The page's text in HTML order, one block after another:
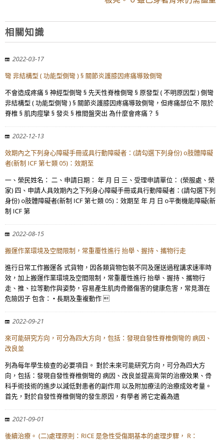
相關知識
2022-03-17
彎 非結構型 ( 功能型側彎 ) § 關節炎護膝因疼痛導致側彎
不會造成疼痛 § 神經型側彎 § 先天性脊椎側彎 § 原發型 ( 不明原因型 ) 側彎
非結構型 ( 功能型側彎 ) § 關節炎護膝因疼痛導致側彎，但疼痛部位不 限於
脊椎 § 肌肉痙攣 § 發炎 § 椎間盤突出 為什麼會疼痛？ §
2022-12-13
效期內之下列身心障礙手冊或具行動障礙者：(請勾選下列身份) o肢體障礙
者(新制 ICF 第七類 05)：效期至
一、榮民姓名： 二、申請日期： 年 月 日 三、受理申請單位： (榮服處、榮
家) 四、申請人具效期內之下列身心障礙手冊或具行動障礙者：(請勾選下列
身份) o肢體障礙者(新制 ICF 第七類 05)：效期至 年 月 日 o平衡機能障礙(新
制 ICF 第
2022-08-15
搬運作業環境及空間限制，常重覆性進行 抬舉、握持、攜物行走
進行日常工作搬運各 式貨物，因各類貨物包裝不同及運送過程講求速率時
效，加上搬運作業環境及空間限制，常重覆性進行 抬舉、握持、攜物行
走、推、拉等動作與姿勢，容易產生肌肉骨骼傷害的健康危害，常見潛在
危險因子 包含： • 長期及重複動作 
2022-09-21
來可能研究方向，可分為四大方向，包括：發現自發性脊椎側彎的 病因、
改良並
列為每年學生檢查的必要項目。 對於未來可能研究方向，可分為四大方
向，包括：發現自發性脊椎側彎的 病因、改良並提高背架的治療效果、骨
科手術技術的進步以減低對患者的副作用 以及附加療法的治療成效考量。
首先，對於自發性脊椎側彎的發生原因，有學者 將它定義為遺
2021-09-01
後續治療。 (二)處理原則：RICE 是急性受傷期基本的處理步驟， R：